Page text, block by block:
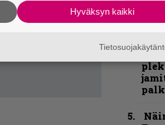
Hyväksyn kaikki